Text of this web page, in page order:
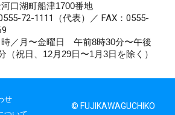
口湖町船津1700番地
72-1111 （代表）／ FAX：0555-
時／月〜金曜日 午前8時30分〜午後
（祝日、12月29日〜1月3日を除く）
せ
© FUJIKAWAGUCHIKO